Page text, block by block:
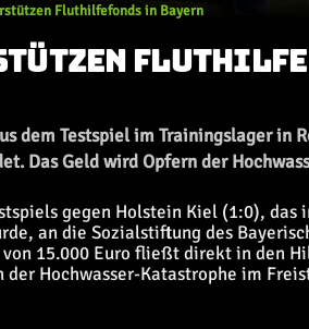
Fluthilfefonds in Bayern
dem Testspiel im Trainingslager in
Das Geld wird Opfern der
gegen Holstein Kiel (1:0), das
an die Sozialstiftung des
15.000 Euro fließt direkt in den
der Hochwasser-Katastrophe im